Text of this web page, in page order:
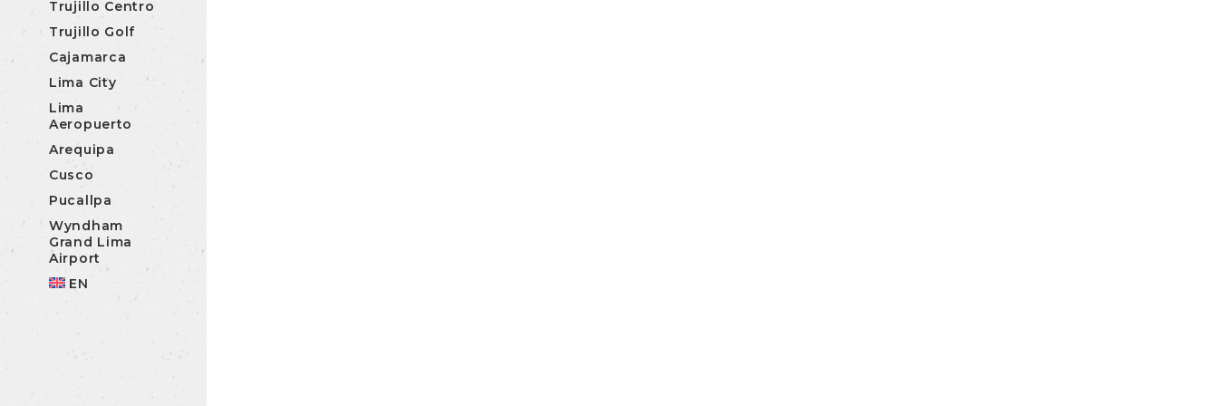
Trujillo Centro
Trujillo Golf
Cajamarca
Lima City
Lima
Aeropuerto
Arequipa
Cusco
Pucallpa
Wyndham
Grand Lima
Airport
EN